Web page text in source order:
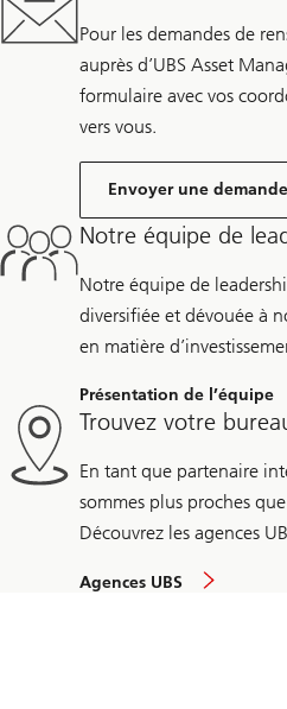
Pour les demandes de
auprès d’UBS Asset
formulaire avec vos
vers vous.
Envoyer une demande
Notre équipe de
Notre équipe de
diversifiée et dévouée à
en matière
Présentation de l’équipe
Trouvez votre
En tant que partenaire
sommes plus proches
Découvrez les agences
Agences UBS